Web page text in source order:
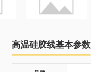
高温硅胶线基本参数